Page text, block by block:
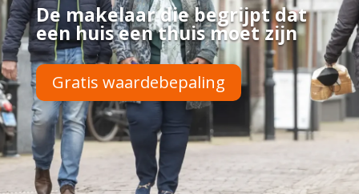
De makelaar die begrijpt dat
een huis een thuis moet zijn
Gratis waardebepaling